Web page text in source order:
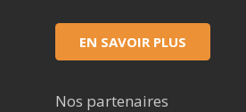
EN SAVOIR PLUS
Nos partenaires